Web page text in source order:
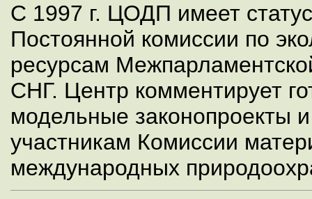
С 1997 г. ЦОДП имеет
Постоянной комиссии по
ресурсам
СНГ. Центр комментирует
модельные законопроекты
участникам Комиссии
международных